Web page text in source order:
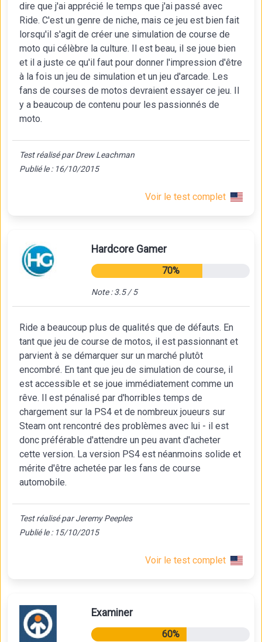
dire que j'ai apprécié le temps que j'ai passé avec
Ride. C'est un genre de niche, mais ce jeu est bien fait
lorsqu'il s'agit de créer une simulation de course de
moto qui célèbre la culture. Il est beau, il se joue bien
et il a juste ce qu'il faut pour donner l'impression d'être
à la fois un jeu de simulation et un jeu d'arcade. Les
fans de courses de motos devraient essayer ce jeu. Il
y a beaucoup de contenu pour les passionnés de
moto.
Test réalisé par Drew Leachman
Publié le : 16/10/2015
Voir le test complet
Hardcore Gamer
70%
Note : 3.5 / 5
Ride a beaucoup plus de qualités que de défauts. En
tant que jeu de course de motos, il est passionnant et
parvient à se démarquer sur un marché plutôt
encombré. En tant que jeu de simulation de course, il
est accessible et se joue immédiatement comme un
rêve. Il est pénalisé par d'horribles temps de
chargement sur la PS4 et de nombreux joueurs sur
Steam ont rencontré des problèmes avec lui - il est
donc préférable d'attendre un peu avant d'acheter
cette version. La version PS4 est néanmoins solide et
mérite d'être achetée par les fans de course
automobile.
Test réalisé par Jeremy Peeples
Publié le : 15/10/2015
Voir le test complet
Examiner
60%